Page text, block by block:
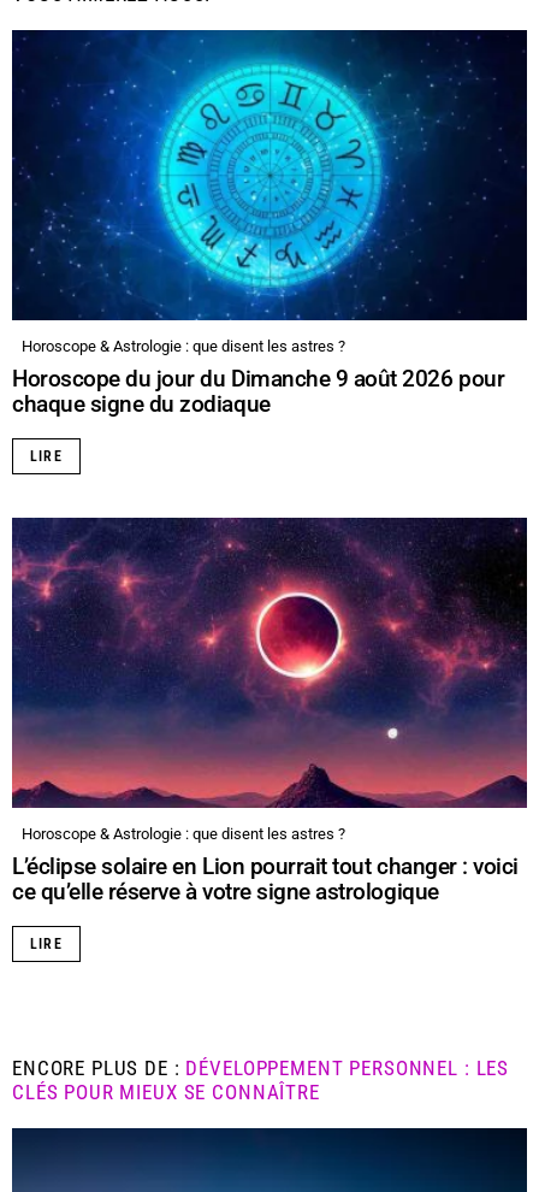
Horoscope & Astrologie : que disent les astres ?
Horoscope du jour du Dimanche 9 août 2026 pour
chaque signe du zodiaque
LIRE
Horoscope & Astrologie : que disent les astres ?
L’éclipse solaire en Lion pourrait tout changer : voici
ce qu’elle réserve à votre signe astrologique
LIRE
ENCORE PLUS DE : DÉVELOPPEMENT PERSONNEL : LES
CLÉS POUR MIEUX SE CONNAÎTRE